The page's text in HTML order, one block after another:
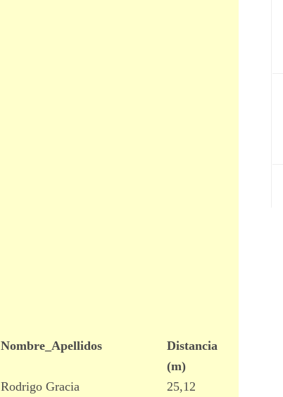
Nombre_Apellidos
Distancia
(m)
Rodrigo Gracia
25,12